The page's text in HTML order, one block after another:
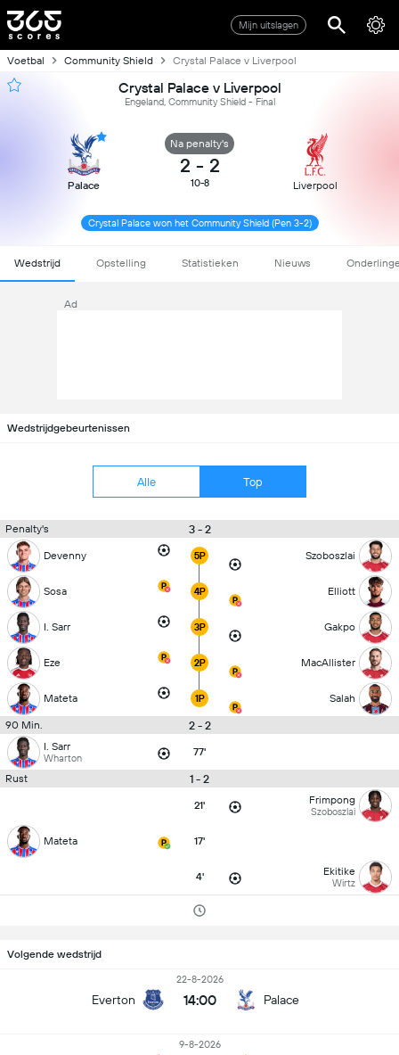
Mijn uitslagen
Voetbal Community Shield Crystal Palace v Liverpool
Crystal Palace v Liverpool
Engeland, Community Shield - Final
Palace
Na penalty's
2 - 2
10-8 Liverpool
Crystal Palace won het Community Shield (Pen 3-2)
Wedstrijd Opstelling Statistieken Nieuws
Ad
Wedstrijdgebeurtenissen
Alle Top
Penalty's 3 - 2
Devenny 5P Szoboszlai
Sosa 4P Elliott
I. Sarr 3P Gakpo
Eze 2P MacAllister
Mateta 1P Salah
90 Min. 2 - 2
I. Sarr
Wharton 77'
Rust 1 - 2
21' Frimpong
Szoboszlai
Mateta 17'
4' Ekitike
Wirtz
Volgende wedstrijd
Everton
22-8-2026
14:00 Palace
9-8-2026